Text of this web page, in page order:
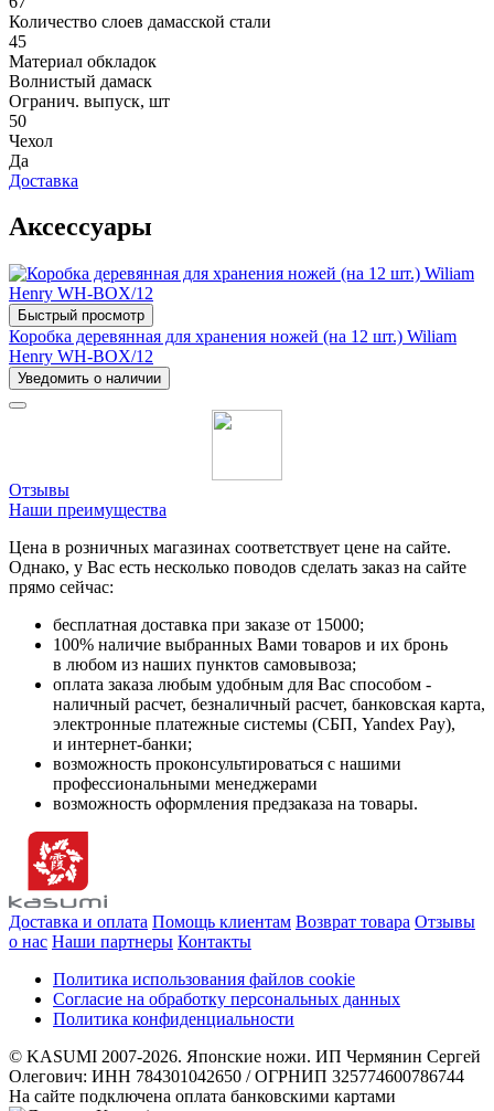
Количество слоев дамасской стали
45
Материал обкладок
Волнистый дамаск
Огранич. выпуск, шт
50
Чехол
Да
Доставка
Аксессуары
Быстрый просмотр
Коробка деревянная для хранения ножей (на 12 шт.) Wiliam
Henry WH-BOX/12
Уведомить о наличии
Отзывы
Наши преимущества
Цена в розничных магазинах соответствует цене на сайте.
Однако, у Вас есть несколько поводов сделать заказ на сайте
прямо сейчас:
бесплатная доставка при заказе от 15000;
100% наличие выбранных Вами товаров и их бронь
в любом из наших пунктов самовывоза;
оплата заказа любым удобным для Вас способом -
наличный расчет, безналичный расчет, банковская карта,
электронные платежные системы (СБП, Yandex Pay),
и интернет-банки;
возможность проконсультироваться с нашими
профессиональными менеджерами
возможность оформления предзаказа на товары.
Доставка и оплата Помощь клиентам Возврат товара Отзывы
о нас Наши партнеры Контакты
Политика использования файлов cookie
Согласие на обработку персональных данных
Политика конфиденциальности
© KASUMI 2007-2026. Японские ножи. ИП Чермянин Сергей
Олегович: ИНН 784301042650 / ОГРНИП 325774600786744
На сайте подключена оплата банковскими картами